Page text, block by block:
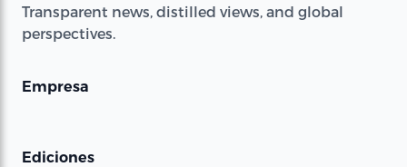
Transparent news, distilled views, and global
perspectives.
Empresa
Ediciones